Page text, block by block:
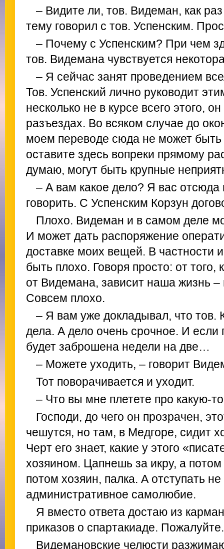
– Видите ли, тов. Видеман, как
тему говорил с тов. Успенским.
– Почему с Успенским? При чем
тов. Видемана чувствуется
– Я сейчас занят проведением
Тов. Успенский лично руководит
несколько не в курсе всего этого,
разъездах. Во всяком случае до
моем переводе сюда не может
оставите здесь вопреки прямому
думаю, могут быть крупные
– А вам какое дело? Я вас
говорить. С Успенским Корзун
Плохо. Видеман и в самом деле
И может дать распоряжение
доставке моих вещей. В частности
быть плохо. Говоря просто: от того,
от Видемана, зависит наша жизнь
Совсем плохо.
– Я вам уже докладывал, что тов.
дела. А дело очень срочное. И если
будет заброшена недели на две…
– Можете уходить, – говорит
Тот поворачивается и уходит.
– Что вы мне плетете про какую-
Господи, до чего он прозрачен,
чешутся, но там, в Медгоре, сидит
Черт его знает, какие у этого
хозяином. Цапнешь за икру, а
потом хозяин, палка. А отступать не
административное самолюбие.
Я вместо ответа достаю из
приказов о спартакиаде. Пожалуйте.
Видемановские челюсти